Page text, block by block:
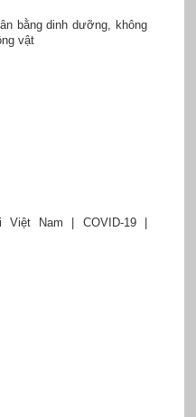
bằng dinh dưỡng, không
vật
Việt Nam | COVID-19 |